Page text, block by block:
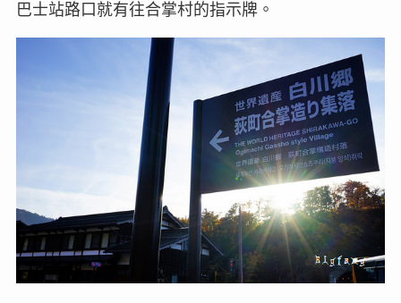
巴士站路口就有往合掌村的指示牌。